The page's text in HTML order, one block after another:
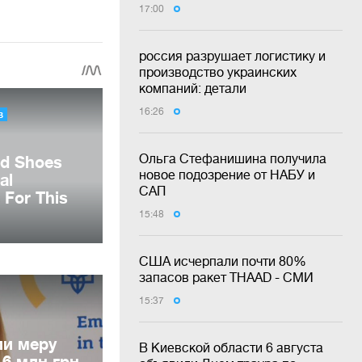
17:00
россия разрушает логистику и
производство украинских
компаний: детали
16:26
Ольга Стефанишина получила
новое подозрение от НАБУ и
САП
15:48
США исчерпали почти 80%
запасов ракет THAAD - СМИ
15:37
В Киевской области 6 августа
меру